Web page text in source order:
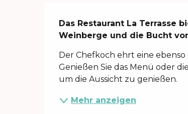
Beschreibung
Das Restaurant La Terrasse
Weinberge und die Bucht
Der Chefkoch ehrt eine
Genießen Sie das Menü oder
um die Aussicht zu genießen.
Mehr anzeigen